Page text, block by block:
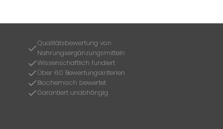
Qualitätsbewertung von
Nahrungsergänzungsmitteln
Wissenschaftlich fundiert
Über 60 Bewertungskriterien
Biochemisch bewertet
Garantiert unabhängig